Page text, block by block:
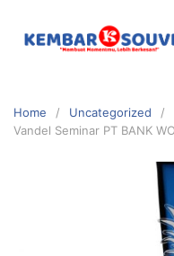
Home
Uncategorized
Vandel Seminar PT BANK